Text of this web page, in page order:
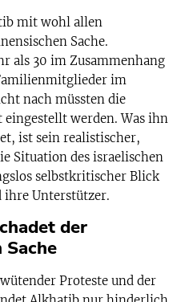
mit wohl allen
Sache.
als 30 im Zusammenhang
im
nach müssten die
werden. Was ihn
ist sein realistischer,
Situation des israelischen
selbstkritischer Blick
ihre Unterstützer.
der
Proteste und der